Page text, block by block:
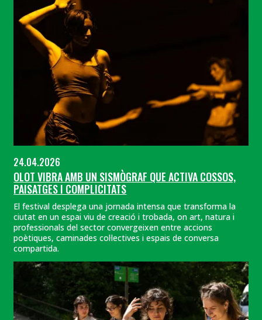
24.04.2026
OLOT VIBRA AMB UN SISMÒGRAF QUE ACTIVA COSSOS,
PAISATGES I COMPLICITATS
El festival desplega una jornada intensa que transforma la
ciutat en un espai viu de creació i trobada, on art, natura i
professionals del sector convergeixen entre accions
poètiques, caminades col·lectives i espais de conversa
compartida.